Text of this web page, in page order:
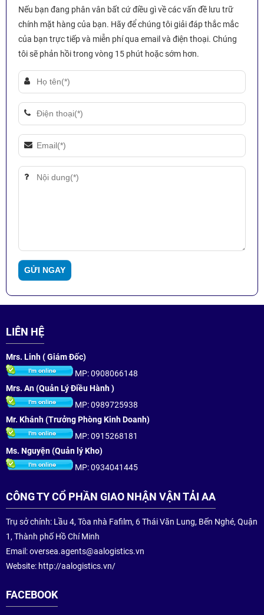
Nếu bạn đang phân vân bất cứ điều gì về các vấn đề lưu trữ
chính mặt hàng của bạn. Hãy để chúng tôi giải đáp thắc mắc
của bạn trực tiếp và miễn phí qua email và điện thoại. Chúng
tôi sẽ phản hồi trong vòng 15 phút hoặc sớm hơn.
LIÊN HỆ
Mrs. Linh ( Giám Đốc)
MP: 0908066148
Mrs. An (Quản Lý Điều Hành )
MP: 0989725938
Mr. Khánh (Trưởng Phòng Kinh Doanh)
MP: 0915268181
Ms. Nguyện (Quản lý Kho)
MP: 0934041445
CÔNG TY CỔ PHẦN GIAO NHẬN VẬN TẢI AA
Trụ sở chính: Lầu 4, Tòa nhà Fafilm, 6 Thái Văn Lung, Bến Nghé, Quận
1, Thành phố Hồ Chí Minh
Email:oversea.agents@aalogistics.vn
Website: http://aalogistics.vn/
FACEBOOK